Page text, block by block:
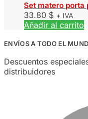
Set matero porta
33.80 $ + IVA
Añadir al carrito
ENVÍOS A TODO EL
Descuentos
distribuidores